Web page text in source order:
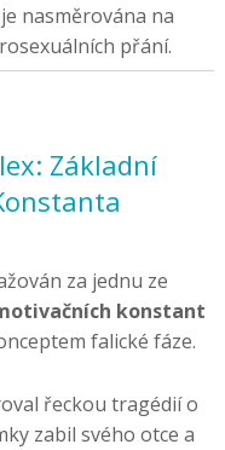
nasměrována na
přání.
Základní
za jednu ze
konstant
falické fáze.
řeckou tragédií o
zabil svého otce a